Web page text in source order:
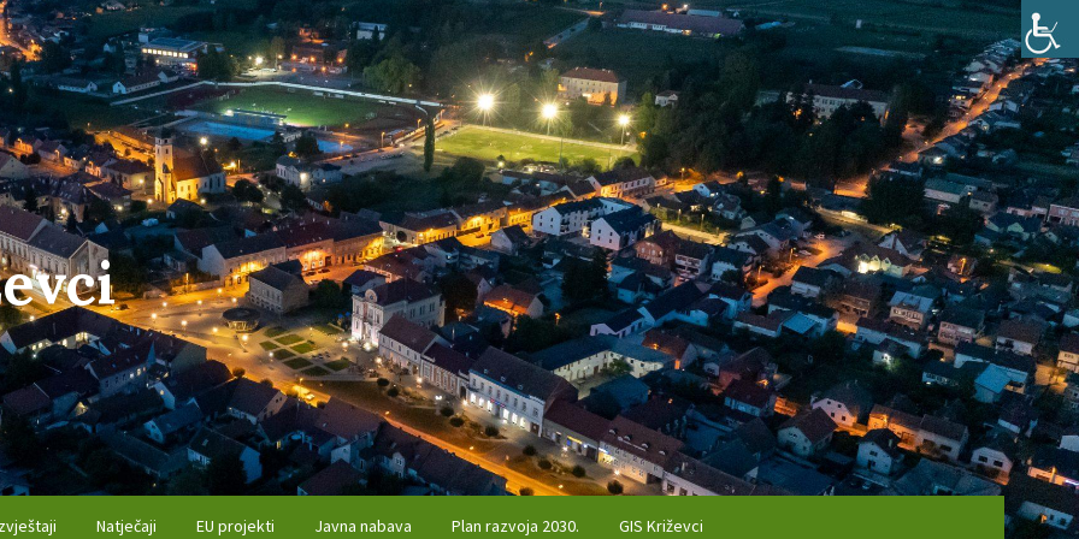
Natječaji EU projekti Javna nabava Plan razvoja 2030. GIS Križevci